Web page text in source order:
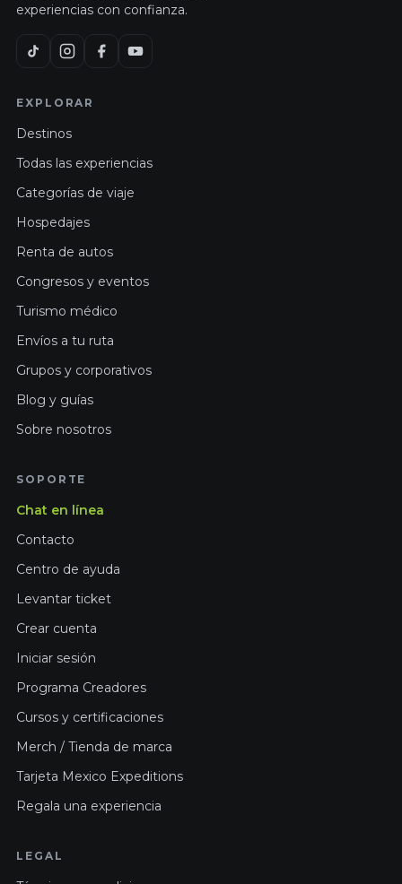
experiencias con confianza.
EXPLORAR
Destinos
Todas las experiencias
Categorías de viaje
Hospedajes
Renta de autos
Congresos y eventos
Turismo médico
Envíos a tu ruta
Grupos y corporativos
Blog y guías
Sobre nosotros
SOPORTE
Chat en línea
Contacto
Centro de ayuda
Levantar ticket
Crear cuenta
Iniciar sesión
Programa Creadores
Cursos y certificaciones
Merch / Tienda de marca
Tarjeta Mexico Expeditions
Regala una experiencia
LEGAL